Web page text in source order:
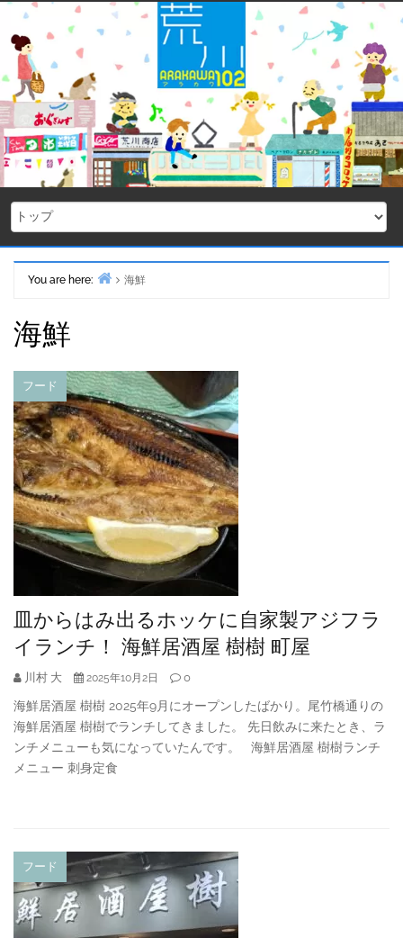
Skip
content
You are here:
海鮮
海鮮
フード
皿からはみ出るホッケに自家製アジフラ
イランチ！ 海鮮居酒屋 樹樹 町屋
川村 大 2025年10月2日 0
海鮮居酒屋 樹樹 2025年9月にオープンしたばかり。尾竹橋通りの
海鮮居酒屋 樹樹でランチしてきました。 先日飲みに来たとき、ラ
ンチメニューも気になっていたんです。 海鮮居酒屋 樹樹ランチ
メニュー 刺身定食
フード